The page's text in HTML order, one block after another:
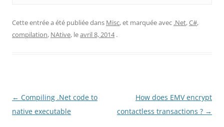
Cette entrée a été publiée dans Misc, et marquée avec .Net,C#,
compilation, NAtive, leavril 8, 2014 .
Navigation
des
← Compiling .Net code to
native executable
How does EMV encrypt
contactless transactions ? →